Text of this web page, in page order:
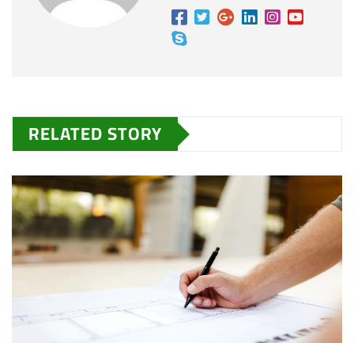
RELATED STORY